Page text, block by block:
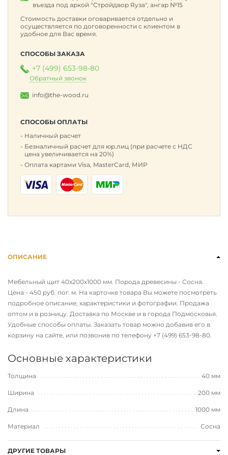
въезда под аркой "Стройдвор Яуза", ангар №15
Стоимость доставки оговаривается отдельно и
осуществляется по договоренности с клиентом в
удобное для Вас время.
СПОСОБЫ ЗАКАЗА
+7 (499) 653-98-80
Обратный звонок
info@the-wood.ru
СПОСОБЫ ОПЛАТЫ
Наличный расчет
Безналичный расчет для юр.лиц (при расчете с НДС
цена увеличивается на 20%)
Оплата картами Visa, MasterCard, МИР
ОПИСАНИЕ
Мебельный щит 40х200х1000 мм. Порода древесины - Сосна.
Цена - 450 руб. пог. м. На карточке товара Вы можете посмотреть
подробное описание, характеристики и фотографии. Продажа
оптом и в розницу. Доставка по Москве и в города Подмосковья.
Удобные способы оплаты. Заказать товар можно добавив его в
корзину на сайте, или позвонив по телефону +7 (499) 653-98-80.
Основные характеристики
Толщина 40 мм
Ширина 200 мм
Длина 1000 мм
Материал Сосна
ДРУГИЕ ТОВАРЫ